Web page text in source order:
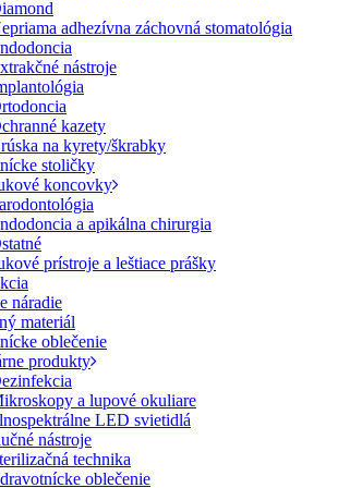
adhezívna záchovná stomatológia
nástroje
kazety
na kyrety/škrabky
stoličky
koncovky
a apikálna chirurgia
prístroje a leštiace prášky
náradie
materiál
oblečenie
produkty
a lupové okuliare
LED svietidlá
nástroje
technika
oblečenie